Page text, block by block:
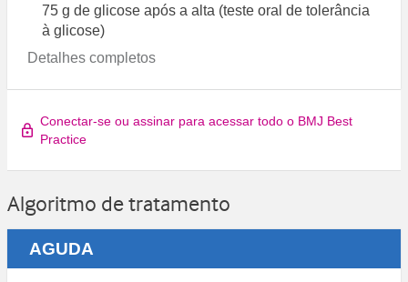
75 g de glicose após a alta (teste oral de tolerância
à glicose)
Detalhes completos
Conectar-se ou assinar para acessar todo o BMJ Best
Practice
Algoritmo de tratamento
AGUDA